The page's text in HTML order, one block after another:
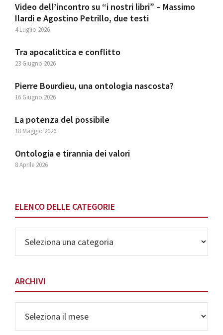
Video dell’incontro su “i nostri libri” – Massimo
Ilardi e Agostino Petrillo, due testi
4 Luglio 2026
Tra apocalittica e conflitto
23 Giugno 2026
Pierre Bourdieu, una ontologia nascosta?
16 Giugno 2026
La potenza del possibile
18 Maggio 2026
Ontologia e tirannia dei valori
8 Aprile 2026
ELENCO DELLE CATEGORIE
delle
Categorie
ARCHIVI